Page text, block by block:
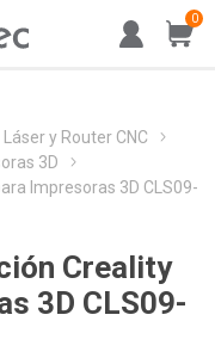
0
Láser y Router CNC
3D
Impresoras 3D CLS09-
Creality
3D CLS09-